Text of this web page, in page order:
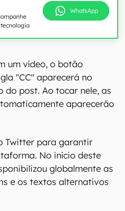
WhatsApp
um vídeo, o botão
"CC" aparecerá no
post. Ao tocar nele, as
aparecerão
Twitter para garantir
No início deste
globalmente as
e os textos alternativos